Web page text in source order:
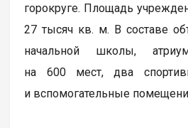
горокруге. Площадь
27 тысяч кв. м. В составе
начальной школы,
на 600 мест, два
и вспомогательные